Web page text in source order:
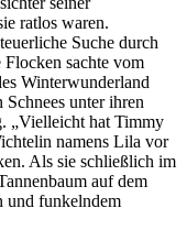
ratlos waren.
Suche durch
sachte vom
Winterwunderland
unter ihren
„Vielleicht hat Timmy
namens Lila vor
Als sie schließlich im
auf dem
und funkelndem